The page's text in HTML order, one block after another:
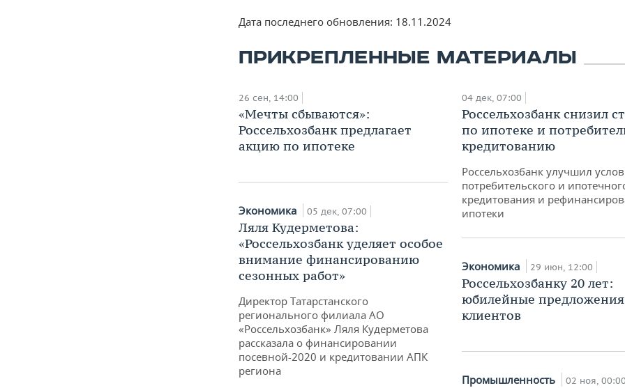
Дата последнего обновления: 18.11.2024
ПРИКРЕПЛЕННЫЕ МАТЕРИАЛЫ
26 сен, 14:00
«Мечты сбываются»:
Россельхозбанк предлагает
акцию по ипотеке
Экономика 05 дек, 07:00
Ляля Кудерметова:
«Россельхозбанк уделяет особое
внимание финансированию
сезонных работ»
Директор Татарстанского
регионального филиала АО
«Россельхозбанк» Ляля Кудерметова
рассказала о финансировании
посевной-2020 и кредитовании АПК
региона
04 дек, 07:00
Россельхозбанк снизил
по ипотеке и
кредитованию
Россельхозбанк улучшил
потребительского и
кредитования и
ипотеки
Экономика 29 июн, 12:00
Россельхозбанку 20 лет:
юбилейные
клиентов
Промышленность 02 ноя, 00:00